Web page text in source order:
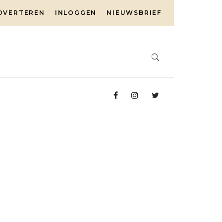
INLOGGEN NIEUWSBRIEF